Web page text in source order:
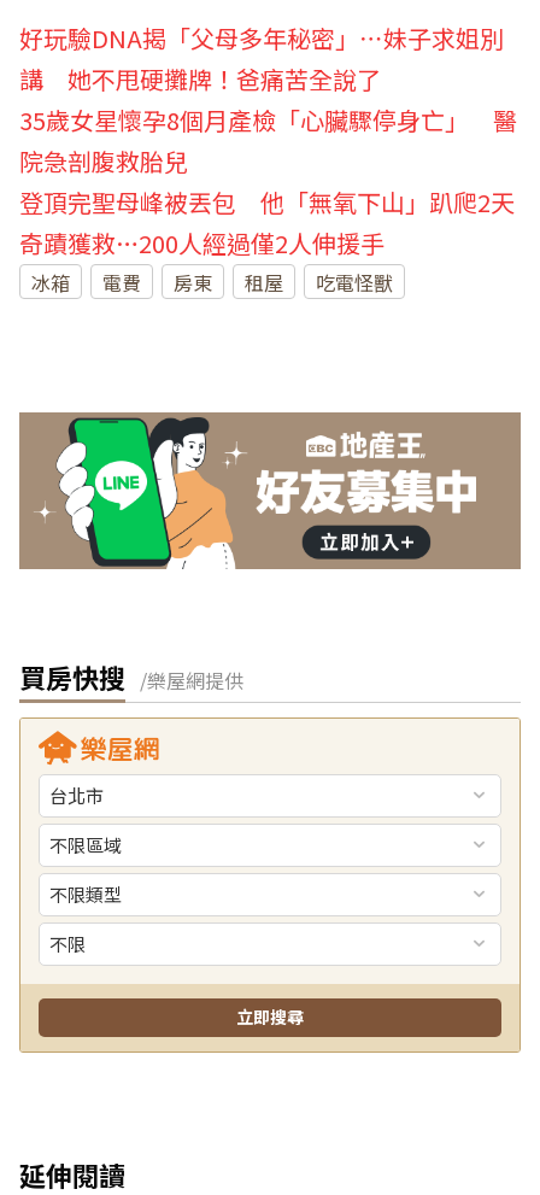
好玩驗DNA揭「父母多年秘密」⋯妹子求姐別
講 她不甩硬攤牌！爸痛苦全說了
35歲女星懷孕8個月產檢「心臟驟停身亡」 醫
院急剖腹救胎兒
登頂完聖母峰被丟包 他「無氧下山」趴爬2天
奇蹟獲救…200人經過僅2人伸援手
冰箱 電費 房東 租屋 吃電怪獸
買房快搜 /樂屋網提供
延伸閱讀